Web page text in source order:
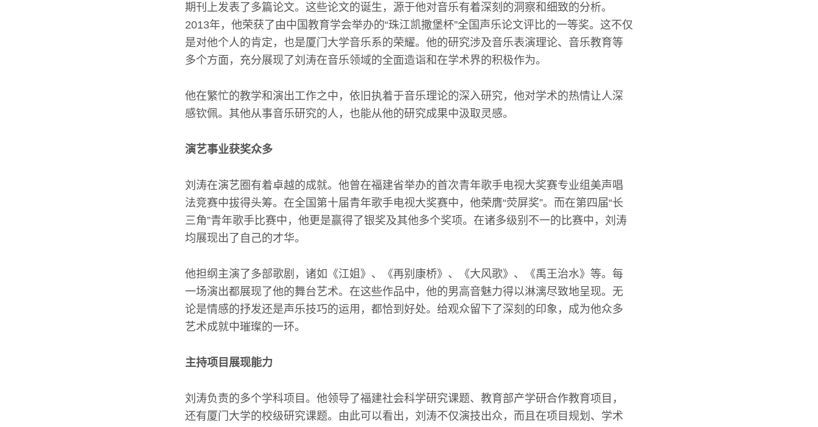
期刊上发表了多篇论文。这些论文的诞生，源于他对音乐有着深刻的洞察和细致的分析。
2013年，他荣获了由中国教育学会举办的“珠江凯撒堡杯”全国声乐论文评比的一等奖。这不仅
是对他个人的肯定，也是厦门大学音乐系的荣耀。他的研究涉及音乐表演理论、音乐教育等
多个方面，充分展现了刘涛在音乐领域的全面造诣和在学术界的积极作为。
他在繁忙的教学和演出工作之中，依旧执着于音乐理论的深入研究，他对学术的热情让人深
感钦佩。其他从事音乐研究的人，也能从他的研究成果中汲取灵感。
演艺事业获奖众多
刘涛在演艺圈有着卓越的成就。他曾在福建省举办的首次青年歌手电视大奖赛专业组美声唱
法竞赛中拔得头筹。在全国第十届青年歌手电视大奖赛中，他荣膺“荧屏奖”。而在第四届“长
三角”青年歌手比赛中，他更是赢得了银奖及其他多个奖项。在诸多级别不一的比赛中，刘涛
均展现出了自己的才华。
他担纲主演了多部歌剧，诸如《江姐》、《再别康桥》、《大风歌》、《禹王治水》等。每
一场演出都展现了他的舞台艺术。在这些作品中，他的男高音魅力得以淋漓尽致地呈现。无
论是情感的抒发还是声乐技巧的运用，都恰到好处。给观众留下了深刻的印象，成为他众多
艺术成就中璀璨的一环。
主持项目展现能力
刘涛负责的多个学科项目。他领导了福建社会科学研究课题、教育部产学研合作教育项目，
还有厦门大学的校级研究课题。由此可以看出，刘涛不仅演技出众，而且在项目规划、学术